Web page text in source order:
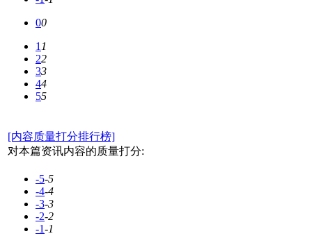
00
11
22
33
44
55
[内容质量打分排行榜]
对本篇资讯内容的质量打分:
-5-5
-4-4
-3-3
-2-2
-1-1